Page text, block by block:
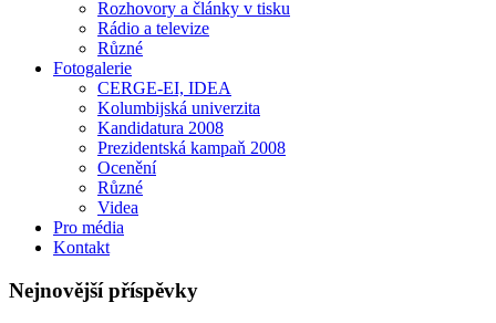
Rozhovory a články v tisku
Rádio a televize
Různé
Fotogalerie
CERGE-EI, IDEA
Kolumbijská univerzita
Kandidatura 2008
Prezidentská kampaň 2008
Ocenění
Různé
Videa
Pro média
Kontakt
Nejnovější příspěvky